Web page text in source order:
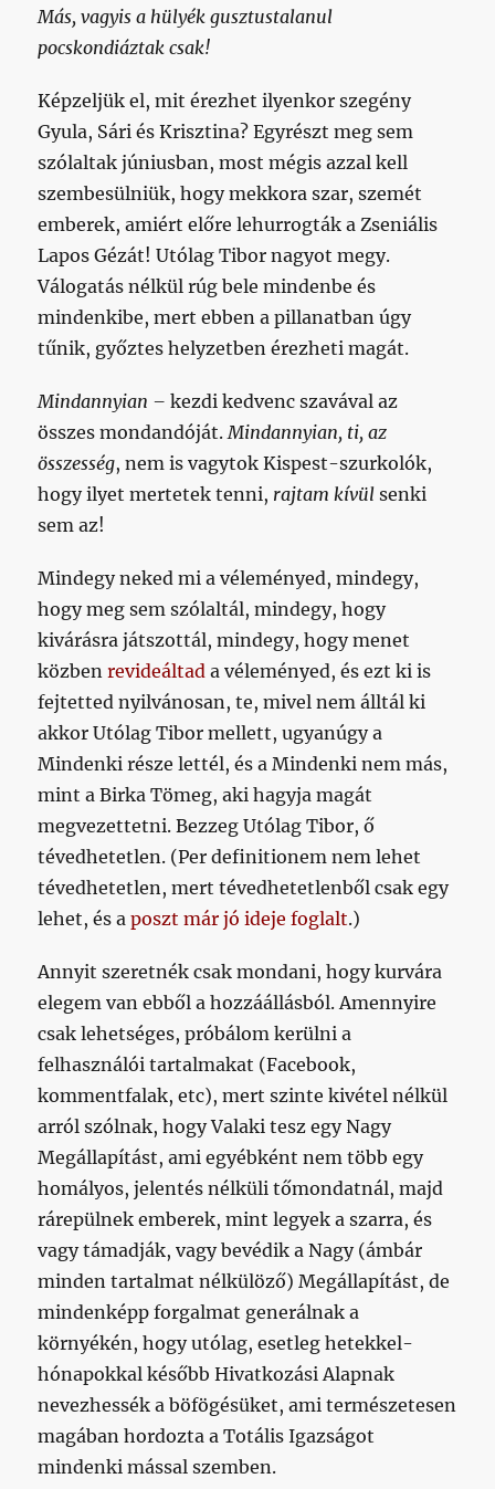
Más, vagyis a hülyék gusztustalanul
pocskondiáztak csak!
Képzeljük el, mit érezhet ilyenkor szegény
Gyula, Sári és Krisztina? Egyrészt meg sem
szólaltak júniusban, most mégis azzal kell
szembesülniük, hogy mekkora szar, szemét
emberek, amiért előre lehurrogták a Zseniális
Lapos Gézát! Utólag Tibor nagyot megy.
Válogatás nélkül rúg bele mindenbe és
mindenkibe, mert ebben a pillanatban úgy
tűnik, győztes helyzetben érezheti magát.
Mindannyian –kezdi kedvenc szavával az
összes mondandóját.Mindannyian, ti, az
összesség, nem is vagytok Kispest-szurkolók,
hogy ilyet mertetek tenni, rajtam kívül senki
sem az!
Mindegy neked mi a véleményed, mindegy,
hogy meg sem szólaltál, mindegy, hogy
kivárásra játszottál, mindegy, hogy menet
közbenrevideáltad a véleményed, és ezt ki is
fejtetted nyilvánosan, te, mivel nem álltál ki
akkor Utólag Tibor mellett, ugyanúgy a
Mindenki része lettél, és a Mindenki nem más,
mint a Birka Tömeg, aki hagyja magát
megvezettetni. Bezzeg Utólag Tibor, ő
tévedhetetlen. (Per definitionem nem lehet
tévedhetetlen, mert tévedhetetlenből csak egy
lehet, és aposzt már jó ideje foglalt.)
Annyit szeretnék csak mondani, hogy kurvára
elegem van ebből a hozzáállásból. Amennyire
csak lehetséges, próbálom kerülni a
felhasználói tartalmakat (Facebook,
kommentfalak, etc), mert szinte kivétel nélkül
arról szólnak, hogy Valaki tesz egy Nagy
Megállapítást, ami egyébként nem több egy
homályos, jelentés nélküli tőmondatnál, majd
rárepülnek emberek, mint legyek a szarra, és
vagy támadják, vagy bevédik a Nagy (ámbár
minden tartalmat nélkülöző) Megállapítást, de
mindenképp forgalmat generálnak a
környékén, hogy utólag, esetleg hetekkel-
hónapokkal később Hivatkozási Alapnak
nevezhessék a böfögésüket, ami természetesen
magában hordozta a Totális Igazságot
mindenki mással szemben.